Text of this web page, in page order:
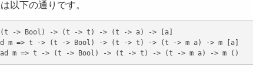
以下の通りです。
-> Bool) -> (t -> t) -> (t -> a) -> [a]
m => t -> (t -> Bool) -> (t -> t) -> (t -> m a) -> m [a]